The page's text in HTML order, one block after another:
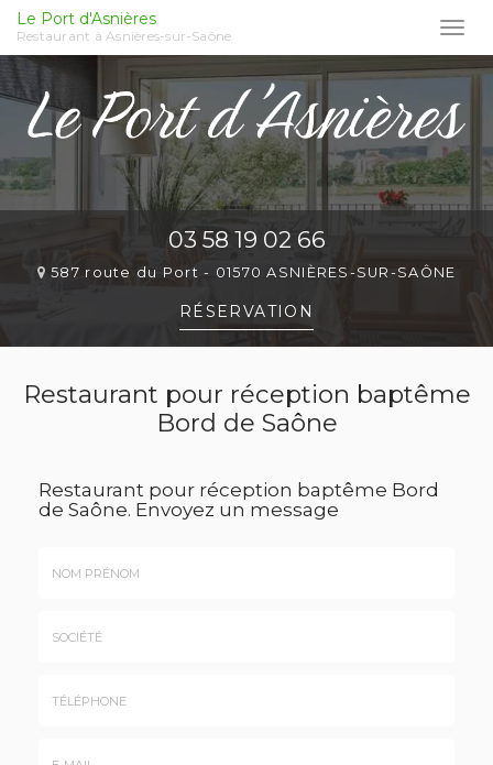
Aller
au
contenu
principal
Le Port d'Asnières
Restaurant à Asnières-sur-Saône
03 58 19 02 66
587 route du Port - 01570 ASNIÈRES-SUR-SAÔNE
RÉSERVATION
Restaurant pour réception baptême
Bord de Saône
Restaurant pour réception baptême Bord
de Saône. Envoyez un message